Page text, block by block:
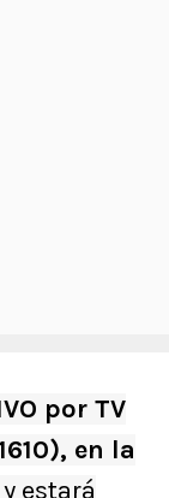
por TV
en la
y estará